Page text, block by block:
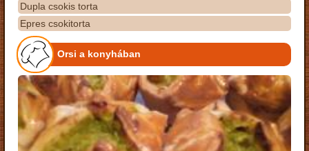
Dupla csokis torta
Epres csokitorta
Orsi a konyhában